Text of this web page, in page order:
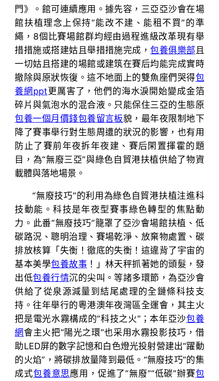
門》。館可連續應用。據先容，三亞亞沙會在場
館扶植理念上保持“能改不建、能租不買”的準
繩，8個比賽場館群均經由過程進級改革現有舉
措措施或搭建姑且舉措措施完成，包養俱樂部 且
一切姑且搭建的場館或建筑在賽后均能完成實時
撤除與原狀恢復。這不地面上的雙魚座們哭得包
養網ppt更厲害了，他們的海水淚開始變成金箔
碎片與氣泡水的混合液。只能保住三亞的生態原
包養一個月價錢包養留言板貌，最年夜限制地下
降了賽事舉行對生態周遭的狀況的影響，也有用
防止了賽前年夜拆年夜建、賽后閑置揮霍的題
目，為“無廢三亞”與綠色自貿港扶植供給了物資
載體與落地場景。
“無廢技巧”的利用為綠色自貿港扶植注進科
技動能。科技是年夜型賽事綠色轉型的焦點動
力。此番“無廢技巧”籠罩了亞沙會場館扶植、低
碳路況、聰明治理、賽場乾淨、放棄物處置、碳
排放核算「失衡！徹底的失衡！這違背了宇宙的
基本美學包養故事 ！」林天秤抓著她的頭髮，發
出低包養行情沉的尖叫。等諸多環節，為亞沙會
供給了從泉源減量到結尾處理的全鏈條科技支
持。往年舉行的粵港澳年夜灣區全運會，其主火
把是電光水霧構成的“科技之火”；本年亞沙包養
網會主火把“陽光之環”也采用水霧投影技巧，借
助LED屏的數字記憶和白色燈光投射營建出“躍動
的火焰”，將碳排放量降到最低。“無廢技巧”的集
成式包養意思應用，促進了“無廢”“低碳”辦賽包